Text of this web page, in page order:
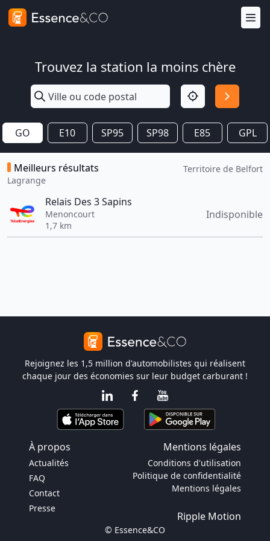
Trouvez la station la moins chère
GO E10 SP95 SP98 E85 GPL
Meilleurs résultats
Lagrange
Territoire de Belfort
Relais Des 3 Sapins
Menoncourt
1,7 km
Indisponible
Rejoignez les 1,5 million d'automobilistes qui réalisent
chaque jour des économies sur leur budget carburant !
À propos Mentions légales
Actualités
FAQ
Contact
Presse
Conditions d'utilisation
Politique de confidentialité
Mentions légales
Ripple Motion
© Essence&CO